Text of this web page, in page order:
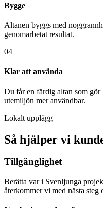
Bygge
Altanen byggs med
genomarbetat resultat.
04
Klar att använda
Du får en färdig altan som gör
utemiljön mer användbar.
Lokalt upplägg
Så hjälper vi
Tillgänglighet
Berätta var i Svenljunga
återkommer vi med nästa